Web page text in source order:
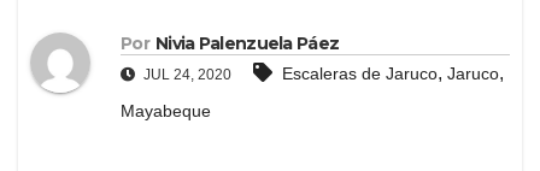
Por Nivia Palenzuela Páez
JUL 24, 2020 Escaleras de Jaruco, Jaruco,
Mayabeque